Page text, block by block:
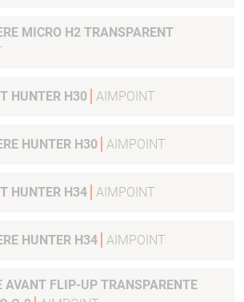
MICRO H2 TRANSPARENT
HUNTER H30 AIMPOINT
HUNTER H30 AIMPOINT
HUNTER H34 AIMPOINT
HUNTER H34 AIMPOINT
AVANT FLIP-UP TRANSPARENTE